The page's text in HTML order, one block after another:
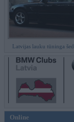
Latvijas lauku tūninga
Online